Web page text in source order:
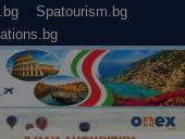
Spatourism.bg